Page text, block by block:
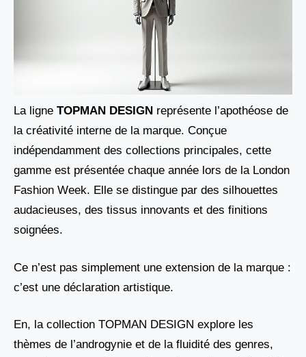
La ligne TOPMAN DESIGN représente l’apothéose de
la créativité interne de la marque. Conçue
indépendamment des collections principales, cette
gamme est présentée chaque année lors de la London
Fashion Week. Elle se distingue par des silhouettes
audacieuses, des tissus innovants et des finitions
soignées.
Ce n’est pas simplement une extension de la marque :
c’est une déclaration artistique.
En, la collection TOPMAN DESIGN explore les
thèmes de l’androgynie et de la fluidité des genres,